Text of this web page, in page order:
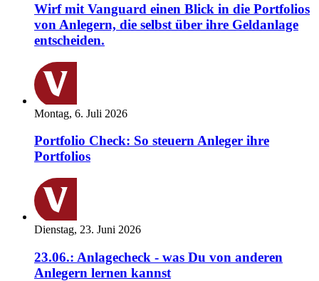
Wirf mit Vanguard einen Blick in die Portfolios
von Anlegern, die selbst über ihre Geldanlage
entscheiden.
Montag, 6. Juli 2026
Portfolio Check: So steuern Anleger ihre
Portfolios
Dienstag, 23. Juni 2026
23.06.: Anlagecheck - was Du von anderen
Anlegern lernen kannst